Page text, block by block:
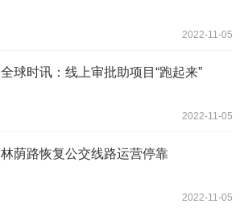
2022-11-05
全球时讯：线上审批助项目“跑起来”
2022-11-05
林荫路恢复公交线路运营停靠
2022-11-05